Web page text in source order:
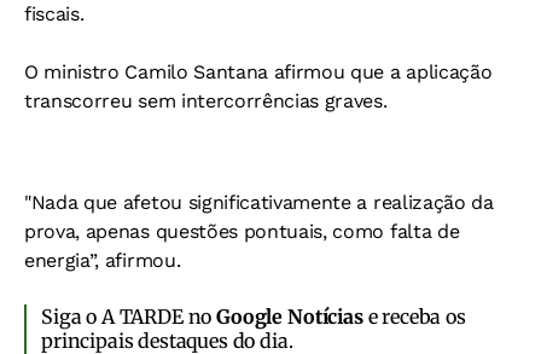
fiscais.
O ministro Camilo Santana afirmou que a aplicação
transcorreu sem intercorrências graves.
"Nada que afetou significativamente a realização da
prova, apenas questões pontuais, como falta de
energia”, afirmou.
Siga o A TARDE noGoogle Notíciase receba os
principais destaques do dia.